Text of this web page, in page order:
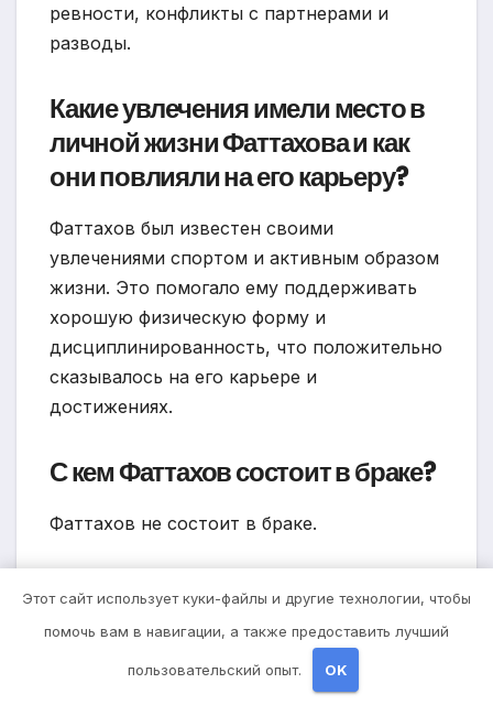
ревности, конфликты с партнерами и
разводы.
Какие увлечения имели место в
личной жизни Фаттахова и как
они повлияли на его карьеру?
Фаттахов был известен своими
увлечениями спортом и активным образом
жизни. Это помогало ему поддерживать
хорошую физическую форму и
дисциплинированность, что положительно
сказывалось на его карьере и
достижениях.
С кем Фаттахов состоит в браке?
Фаттахов не состоит в браке.
Навигация
Биография Лидии
Козловой, жены
Бетховен — великий
Этот сайт использует куки-файлы и другие технологии, чтобы
помочь вам в навигации, а также предоставить лучший
пользовательский опыт. OK